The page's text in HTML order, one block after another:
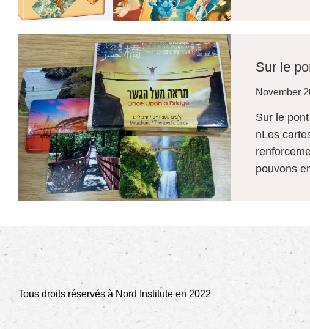
Sur le
November
Sur le
nLes
pouvons
Tous droits réservés à Nord Institute en 2022